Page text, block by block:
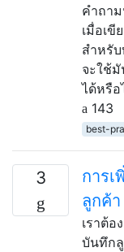
คำถา
เมื่อเ
สำหรั
จะใช้
ได้หรือ
143
best-
3
การ
ลูกค้า
เราต้
บันทึก